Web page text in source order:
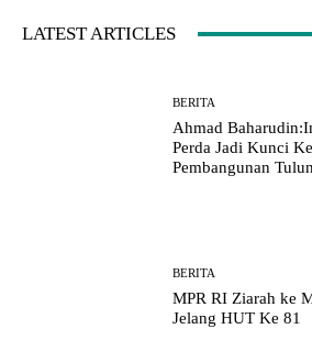
LATEST ARTICLES
BERITA
Ahmad
Perda Jadi Kunci
Pembangunan
BERITA
MPR RI Ziarah ke
Jelang HUT Ke 81